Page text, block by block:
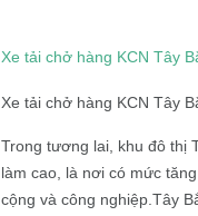
Xe tải chở hàng KCN Tây
Xe tải chở hàng KCN Tây
Trong tương lai, khu đô thị
làm cao, là nơi có mức
cộng và công nghiệp.Tây